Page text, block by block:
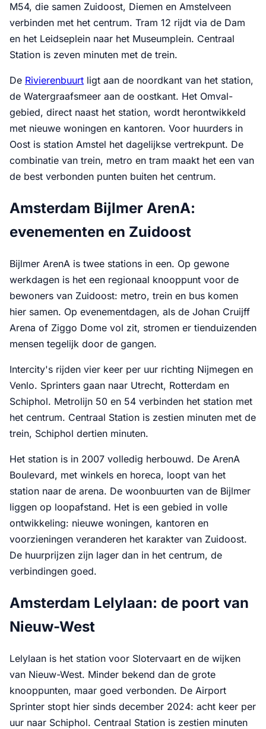
M54, die samen Zuidoost, Diemen en Amstelveen
verbinden met het centrum. Tram 12 rijdt via de Dam
en het Leidseplein naar het Museumplein. Centraal
Station is zeven minuten met de trein.
De Rivierenbuurt ligt aan de noordkant van het station,
de Watergraafsmeer aan de oostkant. Het Omval-
gebied, direct naast het station, wordt herontwikkeld
met nieuwe woningen en kantoren. Voor huurders in
Oost is station Amstel het dagelijkse vertrekpunt. De
combinatie van trein, metro en tram maakt het een van
de best verbonden punten buiten het centrum.
Amsterdam Bijlmer ArenA:
evenementen en Zuidoost
Bijlmer ArenA is twee stations in een. Op gewone
werkdagen is het een regionaal knooppunt voor de
bewoners van Zuidoost: metro, trein en bus komen
hier samen. Op evenementdagen, als de Johan Cruijff
Arena of Ziggo Dome vol zit, stromen er tienduizenden
mensen tegelijk door de gangen.
Intercity's rijden vier keer per uur richting Nijmegen en
Venlo. Sprinters gaan naar Utrecht, Rotterdam en
Schiphol. Metrolijn 50 en 54 verbinden het station met
het centrum. Centraal Station is zestien minuten met de
trein, Schiphol dertien minuten.
Het station is in 2007 volledig herbouwd. De ArenA
Boulevard, met winkels en horeca, loopt van het
station naar de arena. De woonbuurten van de Bijlmer
liggen op loopafstand. Het is een gebied in volle
ontwikkeling: nieuwe woningen, kantoren en
voorzieningen veranderen het karakter van Zuidoost.
De huurprijzen zijn lager dan in het centrum, de
verbindingen goed.
Amsterdam Lelylaan: de poort van
Nieuw-West
Lelylaan is het station voor Slotervaart en de wijken
van Nieuw-West. Minder bekend dan de grote
knooppunten, maar goed verbonden. De Airport
Sprinter stopt hier sinds december 2024: acht keer per
uur naar Schiphol. Centraal Station is zestien minuten